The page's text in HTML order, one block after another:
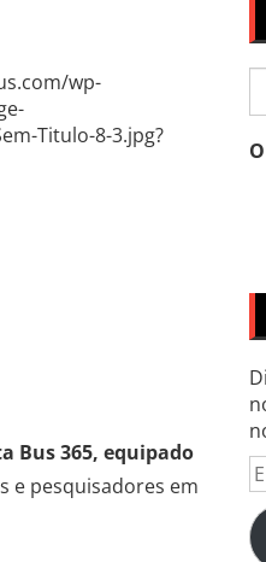
wp-
Titulo-8-3.jpg?
Bus 365, equipado
e pesquisadores em
e-